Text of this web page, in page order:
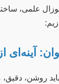
علمی،
روشن،